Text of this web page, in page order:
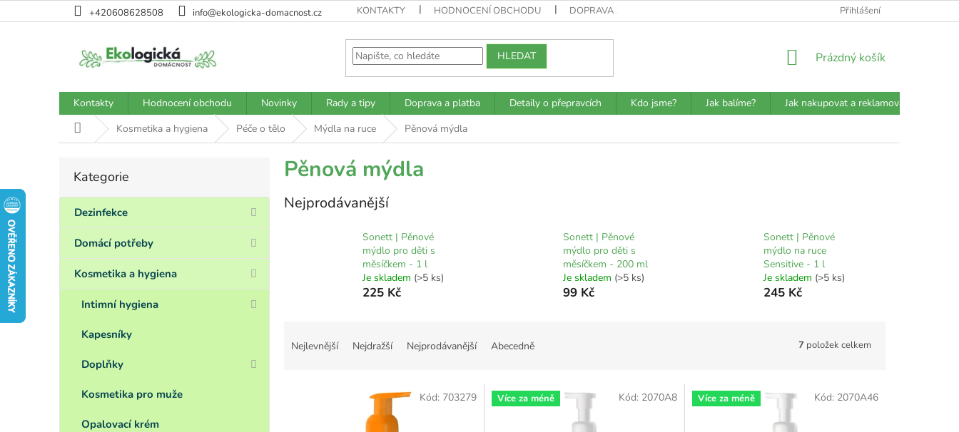
na
+420608628508 info@ekologicka-domacnost.cz KONTAKTY HODNOCENÍ OBCHODU DOPRAVA A PLATBA JAK BALÍME?
Přihlášení
HLEDAT
NÁKUPNÍ
Prázdný košík
Kontakty Hodnocení obchodu Novinky Rady a tipy Doprava a platba Detaily o přepravcích Kdo jsme? Jak balíme? Jak nakupovat a reklamovat?
Domů Kosmetika a hygiena Péče o tělo Mýdla na ruce Pěnová mýdla
s
r
n
í
Přeskočit
Kategorie
Dezinfekce
Domácí potřeby
Kosmetika a hygiena
Intimní hygiena
Kapesníky
Doplňky
Kosmetika pro muže
Opalovací krém
Pěnová mýdla
Nejprodávanější
Sonett | Pěnové
mýdlo pro děti s
měsíčkem - 1 l
Je skladem (>5 ks)
225 Kč
Sonett | Pěnové
mýdlo pro děti s
měsíčkem - 200 ml
Je skladem (>5 ks)
99 Kč
Sonett | Pěnové
mýdlo na ruce
Sensitive - 1 l
Je skladem (>5 ks)
245 Kč
Nejlevnější Nejdražší Nejprodávanější Abecedně 7 položek celkem
Kód: 703279 Více za méně Kód: 2070A8 Více za méně Kód: 2070A46